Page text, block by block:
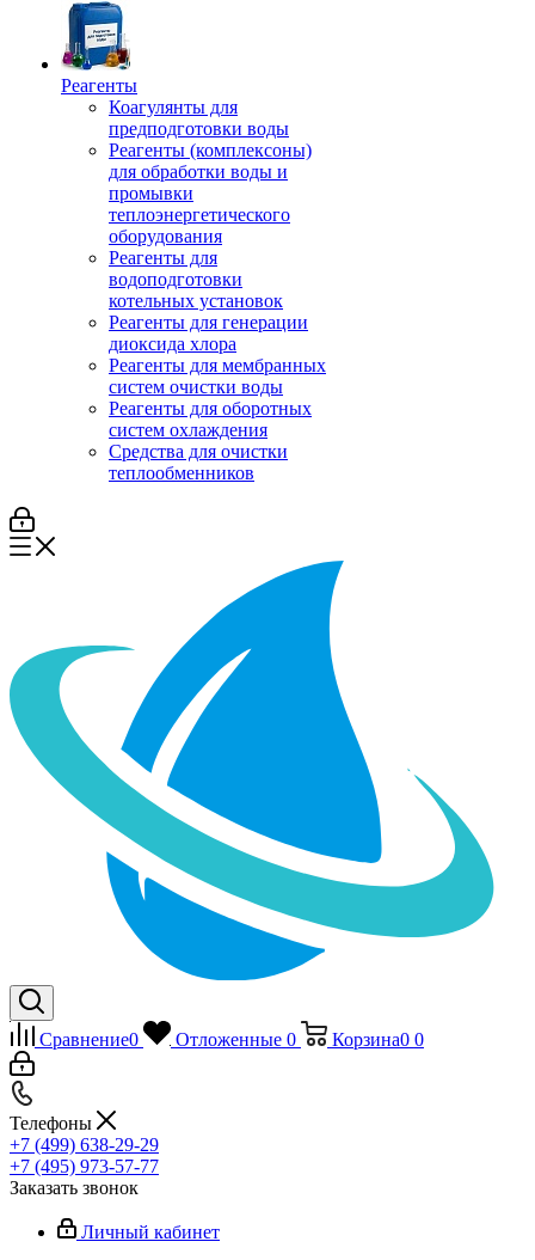
Реагенты
Коагулянты для
предподготовки воды
Реагенты (комплексоны)
для обработки воды и
промывки
теплоэнергетического
оборудования
Реагенты для
водоподготовки
котельных установок
Реагенты для генерации
диоксида хлора
Реагенты для мембранных
систем очистки воды
Реагенты для оборотных
систем охлаждения
Средства для очистки
теплообменников
Сравнение0 Отложенные 0 Корзина0 0
Телефоны
+7 (499) 638-29-29
+7 (495) 973-57-77
Заказать звонок
Личный кабинет